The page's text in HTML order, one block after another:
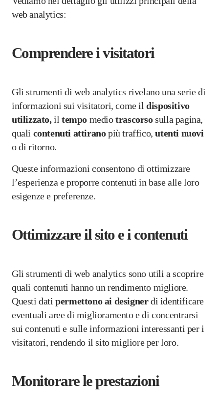
web analytics:
Comprendere i visitatori
Gli strumenti di web analytics rivelano una serie di
informazioni sui visitatori, come ildispositivo
utilizzato,iltempo mediotrascorsosulla pagina,
quali contenuti attiranopiù traffico,utenti nuovi
o di ritorno.
Queste informazioni consentono di ottimizzare
l’esperienza e proporre contenuti in base alle loro
esigenze e preferenze.
Ottimizzare il sito e i contenuti
Gli strumenti di web analytics sono utili a scoprire
quali contenuti hanno un rendimento migliore.
Questi datipermettono ai designerdi identificare
eventuali aree di miglioramento e di concentrarsi
sui contenuti e sulle informazioni interessanti per i
visitatori, rendendo il sito migliore per loro.
Monitorare le prestazioni